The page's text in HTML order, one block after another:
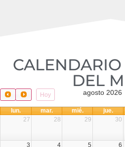
DEL
Hoy agosto 2026
lun. mar. mié. jue.
27
28 29 30
3 4 5 6